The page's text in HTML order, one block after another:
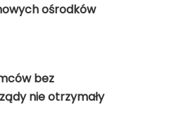
ośrodków
bez
nie otrzymały